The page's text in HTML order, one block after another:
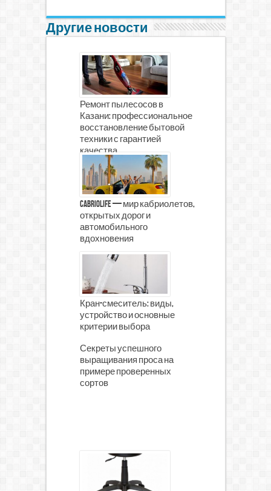
Другие новости
Ремонт пылесосов в
Казани: профессиональное
восстановление бытовой
техники с гарантией
качества
CabrioLife — мир кабриолетов,
открытых дорог и
автомобильного
вдохновения
Кран-смеситель: виды,
устройство и основные
критерии выбора
Секреты успешного
выращивания проса на
примере проверенных
сортов